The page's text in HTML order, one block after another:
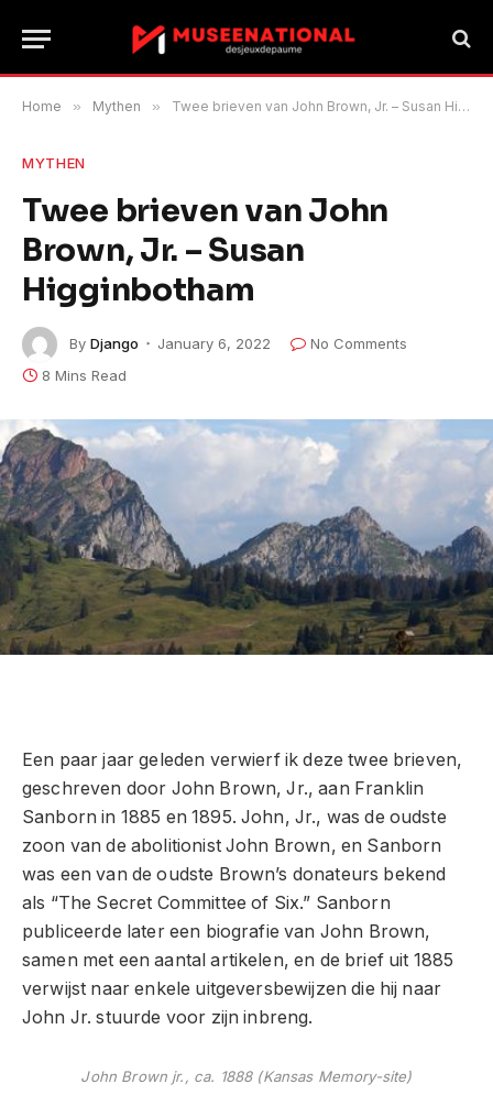
Home » Mythen » Twee brieven van John Brown, Jr. – Susan Higginbotham
MYTHEN
Twee brieven van John
Brown, Jr. – Susan
Higginbotham
By Django January 6, 2022
No Comments
8 Mins Read
Een paar jaar geleden verwierf ik deze twee brieven,
geschreven door John Brown, Jr., aan Franklin
Sanborn in 1885 en 1895. John, Jr., was de oudste
zoon van de abolitionist John Brown, en Sanborn
was een van de oudste Brown’s donateurs bekend
als “The Secret Committee of Six.” Sanborn
publiceerde later een biografie van John Brown,
samen met een aantal artikelen, en de brief uit 1885
verwijst naar enkele uitgeversbewijzen die hij naar
John Jr. stuurde voor zijn inbreng.
John Brown jr., ca. 1888 (Kansas Memory-site)